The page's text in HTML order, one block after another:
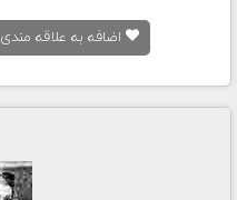
اضافه به علاقه مندی